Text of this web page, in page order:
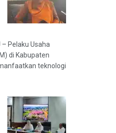
– Pelaku Usaha
di Kabupaten
teknologi